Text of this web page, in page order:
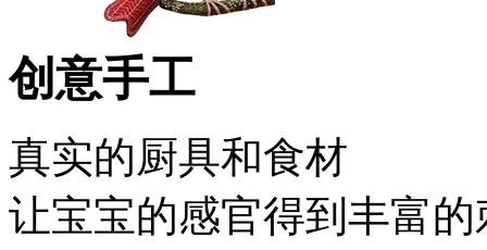
创意手工
真实的厨具和食材
让宝宝的感官得到丰富的